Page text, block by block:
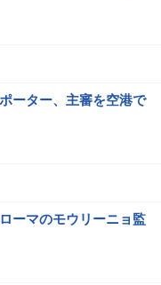
ーター、主審を空港で
ーマのモウリーニョ監